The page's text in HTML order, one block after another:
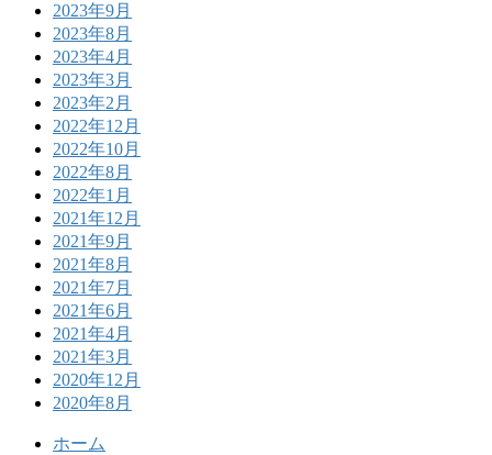
2023年9月
2023年8月
2023年4月
2023年3月
2023年2月
2022年12月
2022年10月
2022年8月
2022年1月
2021年12月
2021年9月
2021年8月
2021年7月
2021年6月
2021年4月
2021年3月
2020年12月
2020年8月
ホーム